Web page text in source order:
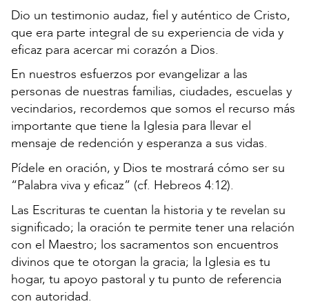
Dio un testimonio audaz, fiel y auténtico de Cristo,
que era parte integral de su experiencia de vida y
eficaz para acercar mi corazón a Dios.
En nuestros esfuerzos por evangelizar a las
personas de nuestras familias, ciudades, escuelas y
vecindarios, recordemos que somos el recurso más
importante que tiene la Iglesia para llevar el
mensaje de redención y esperanza a sus vidas.
Pídele en oración, y Dios te mostrará cómo ser su
“Palabra viva y eficaz” (cf. Hebreos 4:12).
Las Escrituras te cuentan la historia y te revelan su
significado; la oración te permite tener una relación
con el Maestro; los sacramentos son encuentros
divinos que te otorgan la gracia; la Iglesia es tu
hogar, tu apoyo pastoral y tu punto de referencia
con autoridad.